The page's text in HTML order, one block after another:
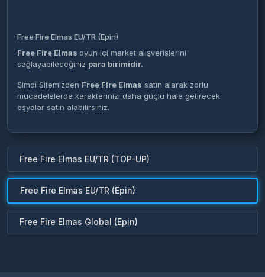
Free Fire Elmas EU/TR (Epin)
Free Fire Elmas oyun içi market alışverişlerini
sağlayabileceğiniz para birimidir.
Şimdi Sitemizden Free Fire Elmas satın alarak zorlu
mücadelelerde karakterinizi daha güçlü hale getirecek
eşyalar satın alabilirsiniz.
Free Fire Elmas EU/TR (TOP-UP)
Free Fire Elmas EU/TR (Epin)
Free Fire Elmas Global (Epin)